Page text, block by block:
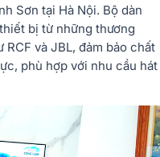
Sơn tại Hà Nội. Bộ dàn
bị từ những thương
và JBL, đảm bảo chất
phù hợp với nhu cầu hát